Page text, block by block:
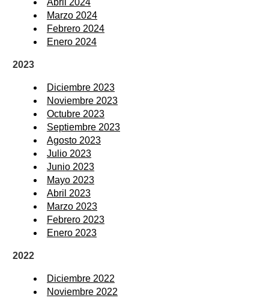
Abril 2024
Marzo 2024
Febrero 2024
Enero 2024
2023
Diciembre 2023
Noviembre 2023
Octubre 2023
Septiembre 2023
Agosto 2023
Julio 2023
Junio 2023
Mayo 2023
Abril 2023
Marzo 2023
Febrero 2023
Enero 2023
2022
Diciembre 2022
Noviembre 2022